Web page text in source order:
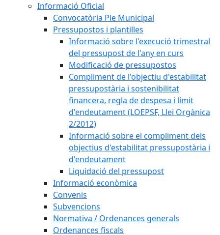
Informació Oficial
Convocatòria Ple Municipal
Pressupostos i plantilles
Informació sobre l'execució trimestral
del pressupost de l'any en curs
Modificació de pressupostos
Compliment de l'objectiu d'estabilitat
pressupostària i sostenibilitat
financera, regla de despesa i límit
d'endeutament (LOEPSF, Llei Orgànica
2/2012)
Informació sobre el compliment dels
objectius d'estabilitat pressupostària i
d'endeutament
Liquidació del pressupost
Informació econòmica
Convenis
Subvencions
Normativa / Ordenances generals
Ordenances fiscals